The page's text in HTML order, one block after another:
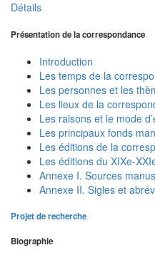
Détails
Présentation de la correspondance
Introduction
Les temps de la
Les personnes et les
Les lieux de la
Les raisons et le mode
Les principaux fonds
Les éditions de la
Les éditions du XIXe-
Annexe I. Sources
Annexe II. Sigles et
Projet de recherche
Biographie